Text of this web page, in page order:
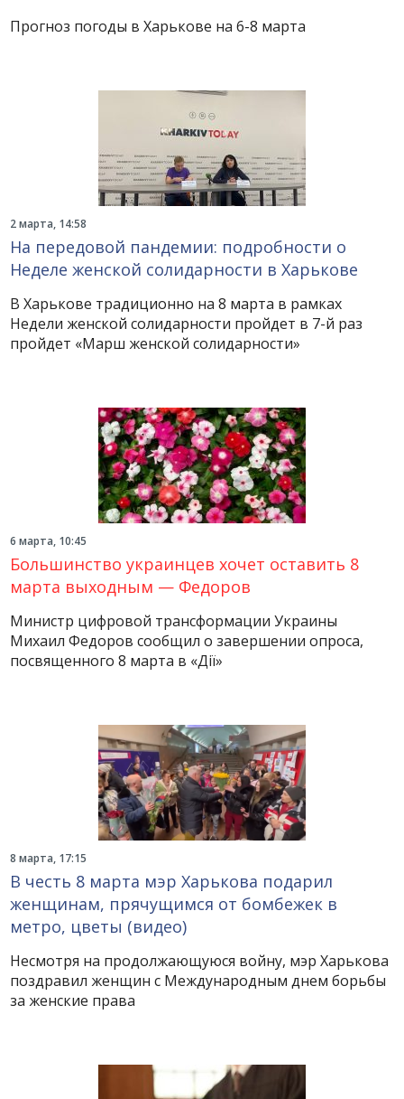
Прогноз погоды в Харькове на 6-8 марта
2 марта, 14:58
На передовой пандемии: подробности о
Неделе женской солидарности в Харькове
В Харькове традиционно на 8 марта в рамках
Недели женской солидарности пройдет в 7-й раз
пройдет «Марш женской солидарности»
6 марта, 10:45
Большинство украинцев хочет оставить 8
марта выходным — Федоров
Министр цифровой трансформации Украины
Михаил Федоров сообщил о завершении опроса,
посвященного 8 марта в «Дії»
8 марта, 17:15
В честь 8 марта мэр Харькова подарил
женщинам, прячущимся от бомбежек в
метро, цветы (видео)
Несмотря на продолжающуюся войну, мэр Харькова
поздравил женщин с Международным днем борьбы
за женские права